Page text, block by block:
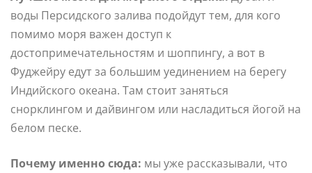
воды Персидского залива подойдут тем, для кого
помимо моря важен доступ к
достопримечательностям и шоппингу, а вот в
Фуджейру едут за большим уединением на берегу
Индийского океана. Там стоит заняться
снорклингом и дайвингом или насладиться йогой на
белом песке.
Почему именно сюда: мы уже рассказывали, что